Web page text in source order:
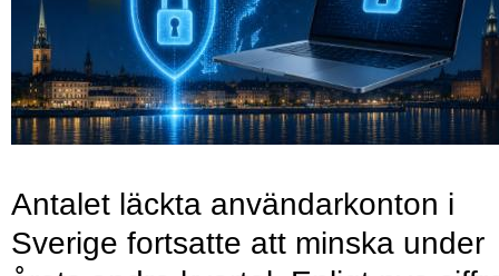
Antalet läckta användarkonton i
Sverige fortsatte att minska under